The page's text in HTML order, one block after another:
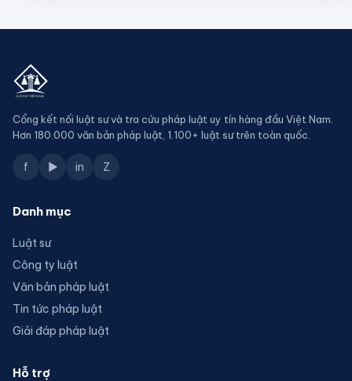
Cổng kết nối luật sư và tra cứu pháp luật uy tín hàng đầu Việt Nam.
Hơn 180.000 văn bản pháp luật, 1.100+ luật sư trên toàn quốc.
f ▶ in Z
Danh mục
Luật sư
Công ty luật
Văn bản pháp luật
Tin tức pháp luật
Giải đáp pháp luật
Hỗ trợ